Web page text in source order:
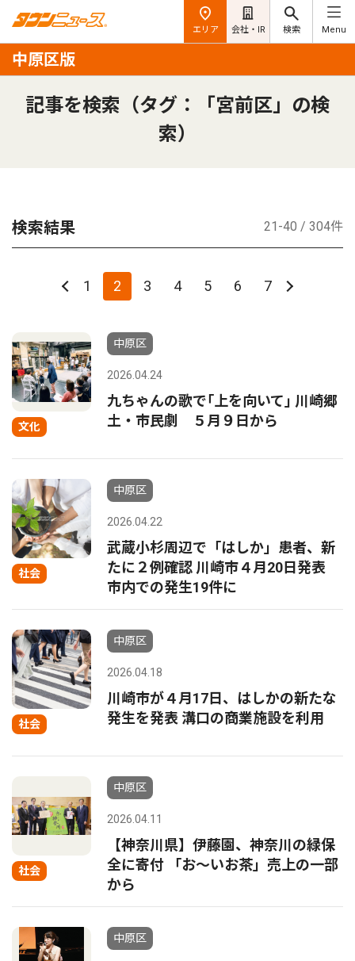
エリア 会社・IR 検索 Menu
中原区版
記事を検索（タグ：「宮前区」の検
索）
検索結果 21-40 / 304件
1 2 3 4 5 6 7
文化
中原区
2026.04.24
九ちゃんの歌で｢上を向いて｣ 川崎郷
土・市民劇 ５月９日から
社会
中原区
2026.04.22
武蔵小杉周辺で「はしか」患者、新
たに２例確認 川崎市４月20日発表
市内での発生19件に
社会
中原区
2026.04.18
川崎市が４月17日、はしかの新たな
発生を発表 溝口の商業施設を利用
社会
中原区
2026.04.11
【神奈川県】伊藤園、神奈川の緑保
全に寄付 「お～いお茶」売上の一部
から
中原区